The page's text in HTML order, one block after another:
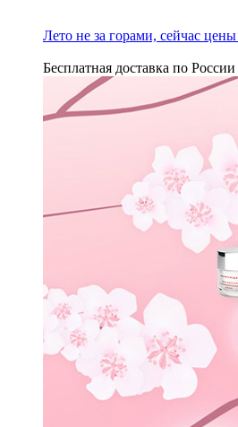
Лето не за горами, сейчас
Бесплатная доставка по